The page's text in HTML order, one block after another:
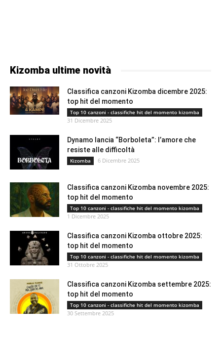
Kizomba ultime novità
Classifica canzoni Kizomba dicembre 2025:
top hit del momento
Top 10 canzoni - classifiche hit del momento kizomba
31 Dicembre 2025
Dynamo lancia “Borboleta”: l’amore che
resiste alle difficoltà
Kizomba 6 Dicembre 2025
Classifica canzoni Kizomba novembre 2025:
top hit del momento
Top 10 canzoni - classifiche hit del momento kizomba
1 Dicembre 2025
Classifica canzoni Kizomba ottobre 2025:
top hit del momento
Top 10 canzoni - classifiche hit del momento kizomba
31 Ottobre 2025
Classifica canzoni Kizomba settembre 2025:
top hit del momento
Top 10 canzoni - classifiche hit del momento kizomba
30 Settembre 2025